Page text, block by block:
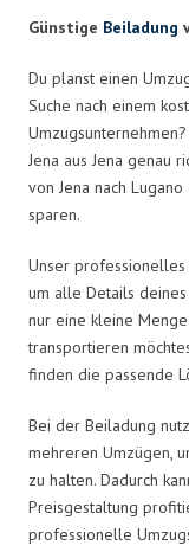
Günstige Beiladung
Du planst einen
Suche nach einem
Jena aus Jena genau
von Jena nach
sparen.
Unser professionelles
um alle Details deines
nur eine kleine
transportieren
finden die passende
Bei der Beiladung
mehreren Umzügen,
zu halten. Dadurch
Preisgestaltung
professionelle